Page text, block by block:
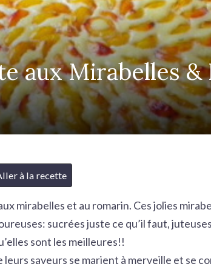
aux Mirabelles &
à la recette
mirabelles et au romarin. Ces jolies
sucrées juste ce qu’il faut,
sont les meilleures!!
leurs saveurs se marient à merveille et se